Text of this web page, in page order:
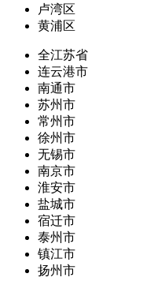
卢湾区
黄浦区
全江苏省
连云港市
南通市
苏州市
常州市
徐州市
无锡市
南京市
淮安市
盐城市
宿迁市
泰州市
镇江市
扬州市